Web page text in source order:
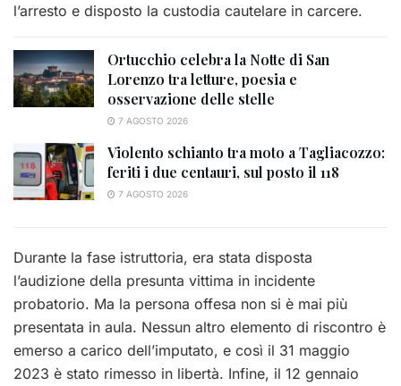
l’arresto e disposto la custodia cautelare in carcere.
Ortucchio celebra la Notte di San
Lorenzo tra letture, poesia e
osservazione delle stelle
7 AGOSTO 2026
Violento schianto tra moto a Tagliacozzo:
feriti i due centauri, sul posto il 118
7 AGOSTO 2026
Durante la fase istruttoria, era stata disposta
l’audizione della presunta vittima in incidente
probatorio. Ma la persona offesa non si è mai più
presentata in aula. Nessun altro elemento di riscontro è
emerso a carico dell’imputato, e così il 31 maggio
2023 è stato rimesso in libertà. Infine, il 12 gennaio